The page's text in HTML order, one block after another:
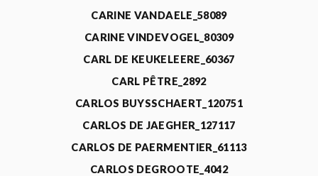
CARINE VANDAELE_58089
CARINE VINDEVOGEL_80309
CARL DE KEUKELEERE_60367
CARL PÊTRE_2892
CARLOS BUYSSCHAERT_120751
CARLOS DE JAEGHER_127117
CARLOS DE PAERMENTIER_61113
CARLOS DEGROOTE_4042